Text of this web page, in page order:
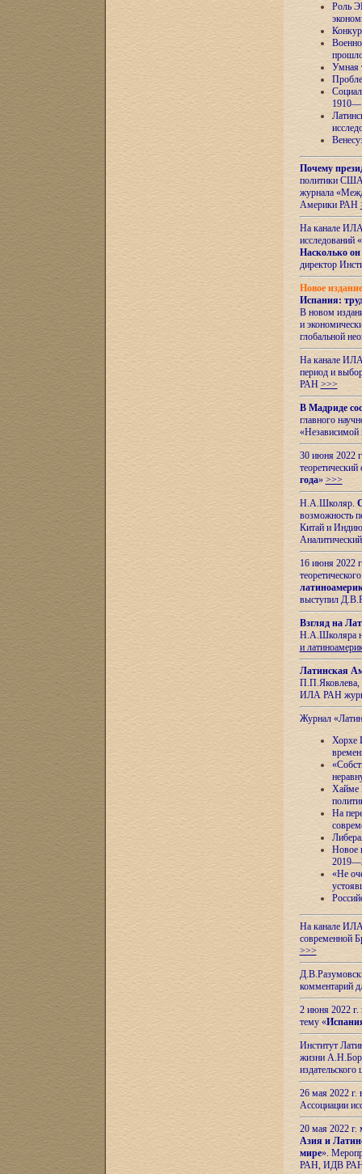
Роль
Умная
Почему
политики США
журнала
Америки РАН
На канале ИЛА
исследований «
Насколько он
директор
Новое
Испания:
В новом
и
глобальной
На канале
период и
РАН >>>
В Мадриде
главного
«Независимой
30 июня 2022
года» >>>
Н.А.Школяр.
возможность
Китай и
16 июня 2022
выступил
Взгляд на
Н.А.Школяра
и
Латинская
П.П.Яковлева,
ИЛА РАН
Журнал
Хорхе
Хайме
На
Новое
«Не
На канале ИЛА
современной
>>>
комментарий
2 июня 2022 г.
тему «
Институт
жизни
26 мая 2022
Ассоциации
20 мая 2022
Азия и
мире».
РАН, ИДВ